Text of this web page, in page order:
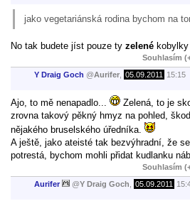
jako vegetariánská rodina bychom na
No tak budete jíst pouze ty zelené kobylky
Souhlasím
Y Draig Goch @Aurifer 05.09.2011 15:15
Ajo, to mě nenapadlo...
Zelená, to je
zrovna takový pěkný hmyz na pohled,
nějakého bruselského úředníka.
A ještě, jako ateisté tak bezvýhradní, že
potrestá, bychom mohli přidat kudlanku
Souhlasím
Aurifer @Y Draig Goch 05.09.2011